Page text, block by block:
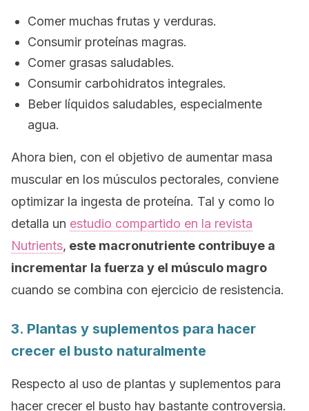
Comer muchas frutas y verduras.
Consumir proteínas magras.
Comer grasas saludables.
Consumir carbohidratos integrales.
Beber líquidos saludables, especialmente
agua.
Ahora bien, con el objetivo de aumentar masa
muscular en los músculos pectorales, conviene
optimizar la ingesta de proteína. Tal y como lo
detalla un estudio compartido en la revista
Nutrients, este macronutriente contribuye a
incrementar la fuerza y el músculo magro
cuando se combina con ejercicio de resistencia.
3. Plantas y suplementos para hacer
crecer el busto naturalmente
Respecto al uso de plantas y suplementos para
hacer crecer el busto hay bastante controversia.